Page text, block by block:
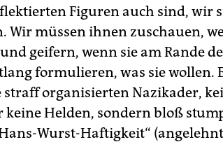
Figuren auch sind, wir
Wir müssen ihnen zuschauen,
geifern, wenn sie am Rande
formulieren, was sie wollen.
organisierten Nazikader,
Helden, sondern bloß
Wurst-Haftigkeit“